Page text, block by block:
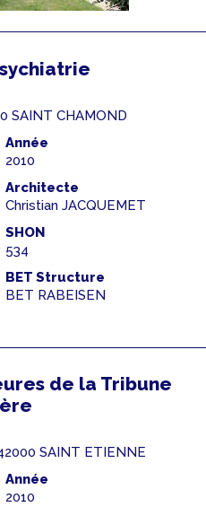
SAINT CHAMOND
Année
2010
Architecte
Christian JACQUEMET
SHON
534
BET Structure
BET RABEISEN
de la Tribune
SAINT ETIENNE
Année
2010